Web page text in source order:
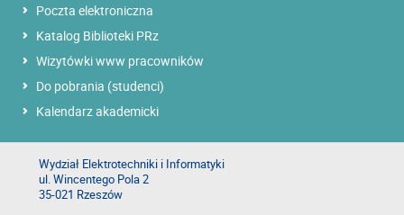
Poczta elektroniczna
Katalog Biblioteki PRz
Wizytówki www pracowników
Do pobrania (studenci)
Kalendarz akademicki
Wydział Elektrotechniki i Informatyki
ul. Wincentego Pola 2
35-021 Rzeszów